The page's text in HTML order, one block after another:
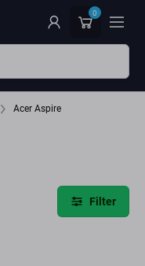
0
Acer Aspire
Filter